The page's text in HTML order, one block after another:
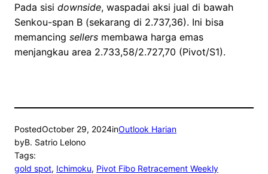
Pada sisi downside, waspadai aksi jual di bawah
Senkou-span B (sekarang di 2.737,36). Ini bisa
memancing sellers membawa harga emas
menjangkau area 2.733,58/2.727,70 (Pivot/S1).
PostedOctober 29, 2024inOutlook Harian
byB. Satrio Lelono
Tags:
gold spot, Ichimoku, Pivot Fibo Retracement Weekly